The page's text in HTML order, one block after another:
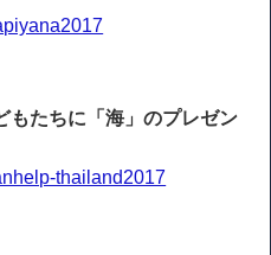
もたちに「海」のプレゼン
thailand2017